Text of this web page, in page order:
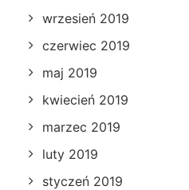
wrzesień 2019
czerwiec 2019
maj 2019
kwiecień 2019
marzec 2019
luty 2019
styczeń 2019